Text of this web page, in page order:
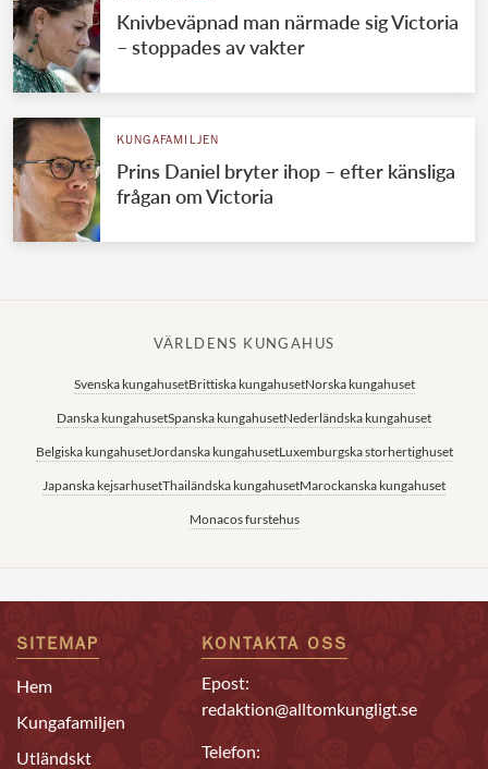
Knivbeväpnad man närmade sig Victoria
– stoppades av vakter
KUNGAFAMILJEN
Prins Daniel bryter ihop – efter känsliga
frågan om Victoria
VÄRLDENS KUNGAHUS
Svenska kungahusetBrittiska kungahusetNorska kungahuset
Danska kungahusetSpanska kungahusetNederländska kungahuset
Belgiska kungahusetJordanska kungahusetLuxemburgska storhertighuset
Japanska kejsarhusetThailändska kungahusetMarockanska kungahuset
Monacos furstehus
SITEMAP
Hem
Kungafamiljen
Utländskt
KONTAKTA OSS
Epost:
redaktion@alltomkungligt.se
Telefon: